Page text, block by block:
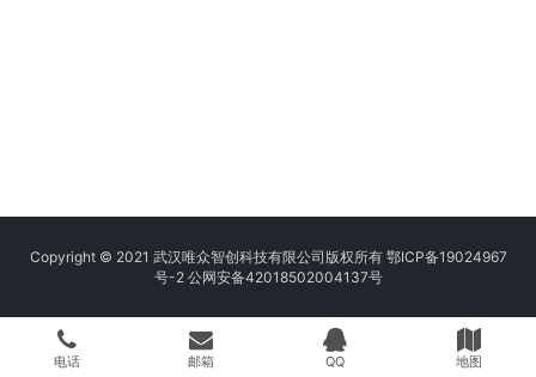
Copyright © 2021 武汉唯众智创科技有限公司版权所有 鄂ICP备19024967
号-2 公网安备42018502004137号
电话 邮箱 QQ 地图